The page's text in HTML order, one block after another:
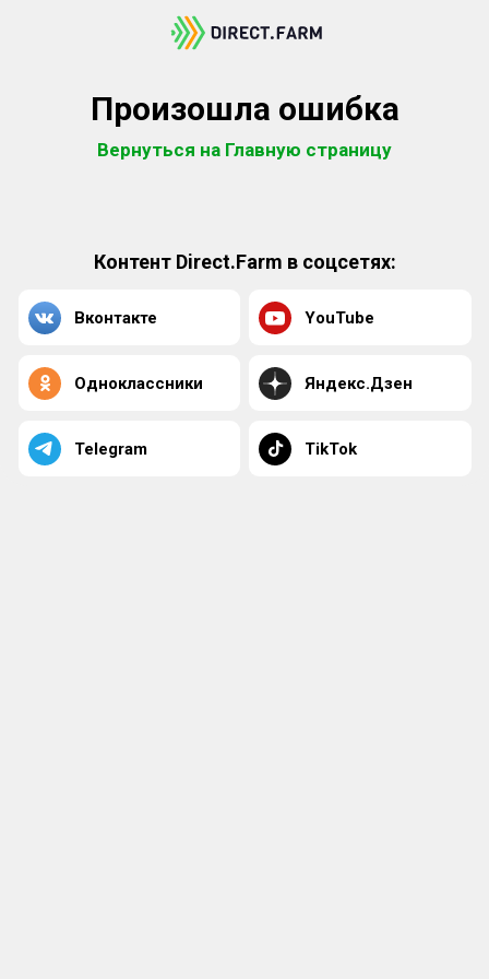
Произошла ошибка
Вернуться на Главную страницу
Контент Direct.Farm в соцсетях:
Вконтакте YouTube
Одноклассники Яндекс.Дзен
Telegram TikTok